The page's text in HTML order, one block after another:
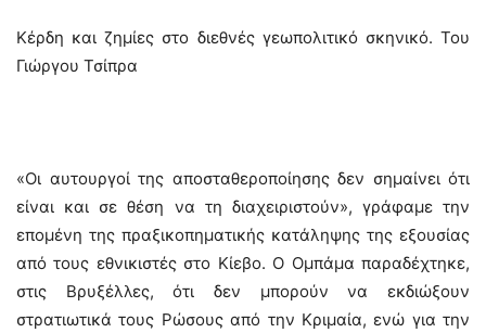
Κέρδη και ζημίες στο διεθνές γεωπολιτικό σκηνικό. Του
Γιώργου Τσίπρα
«Οι αυτουργοί της αποσταθεροποίησης δεν σημαίνει ότι
είναι και σε θέση να τη διαχειριστούν», γράφαμε την
επομένη της πραξικοπηματικής κατάληψης της εξουσίας
από τους εθνικιστές στο Κίεβο. Ο Ομπάμα παραδέχτηκε,
στις Βρυξέλλες, ότι δεν μπορούν να εκδιώξουν
στρατιωτικά τους Ρώσους από την Κριμαία, ενώ για την